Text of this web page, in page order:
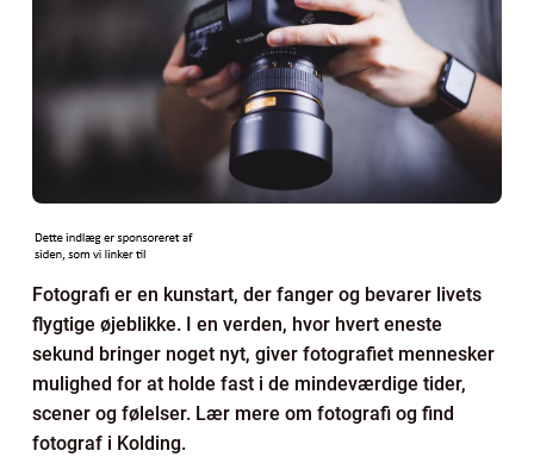
Fotografi er en kunstart, der fanger og bevarer livets
flygtige øjeblikke. I en verden, hvor hvert eneste
sekund bringer noget nyt, giver fotografiet mennesker
mulighed for at holde fast i de mindeværdige tider,
scener og følelser. Lær mere om fotografi og find
fotograf i Kolding.